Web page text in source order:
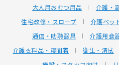
大人用おむつ用品
介護・
住宅改修・スロープ
介護ベッ
通信・助聴器具
介護用食
介護衣料品・寝間着
衛生・清拭